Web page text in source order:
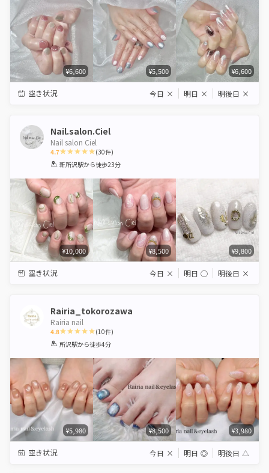
¥6,600 ¥5,500 ¥6,600
空き状況 今日 × 明日 × 明後日 ×
Nail.salon.Ciel
Nail salon Ciel
4.7
1 2 3 4 5
(30件)
新所沢駅から徒歩23分
¥10,000 ¥8,500 ¥9,800
空き状況 今日 × 明日 ◯ 明後日 ×
Rairia_tokorozawa
Rairia nail
4.8
1 2 3 4 5
(10件)
所沢駅から徒歩4分
¥5,980 ¥8,500 ¥3,980
空き状況 今日 × 明日 ◎ 明後日 △